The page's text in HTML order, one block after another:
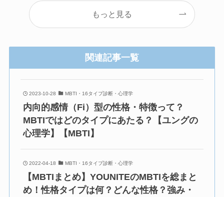
もっと見る
関連記事一覧
2023-10-28 MBTI・16タイプ診断・心理学
内向的感情（Fi）型の性格・特徴って？
MBTIではどのタイプにあたる？【ユングの
心理学】【MBTI】
2022-04-18 MBTI・16タイプ診断・心理学
【MBTIまとめ】YOUNITEのMBTIを総まと
め！性格タイプは何？どんな性格？強み・